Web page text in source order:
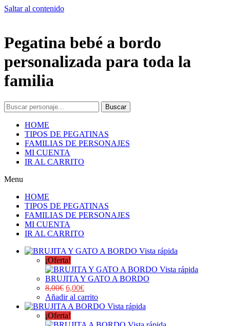
Saltar al contenido
Pegatina bebé a bordo
personalizada para toda la
familia
Buscar
HOME
TIPOS DE PEGATINAS
FAMILIAS DE PERSONAJES
MI CUENTA
IR AL CARRITO
Menu
HOME
TIPOS DE PEGATINAS
FAMILIAS DE PERSONAJES
MI CUENTA
IR AL CARRITO
Vista rápida
¡Oferta!
Vista rápida
BRUJITA Y GATO A BORDO
8,00€ 6,00€
Añadir al carrito
Vista rápida
¡Oferta!